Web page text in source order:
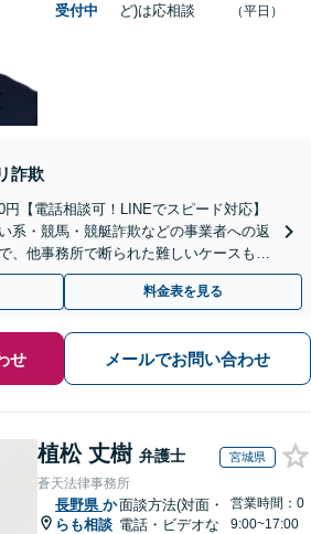
受付中
ど)は応相談
（平日）
詐欺
【電話相談可！LINEでスピード対応】
系・競馬・競艇詐欺などの事業者への返
、他事務所で断られた難しいケースも解
お気軽にご相談ください
料金表を見る
せ メールでお問い合わせ
植松 丈樹 弁護士 宮城県
蒼天法律事務所
長野県 か
らも相談
面談方法(対面・
電話・ビデオな
営業時間：0
9:00~17:00